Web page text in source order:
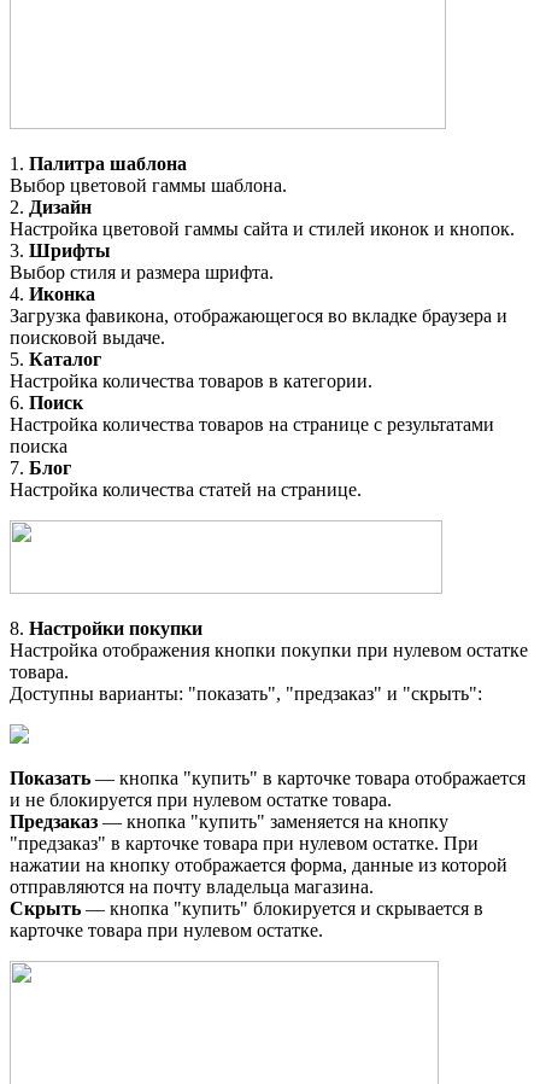
1. Палитра шаблона
Выбор цветовой гаммы шаблона.
2. Дизайн
Настройка цветовой гаммы сайта и стилей иконок и кнопок.
3. Шрифты
Выбор стиля и размера шрифта.
4. Иконка
Загрузка фавикона, отображающегося во вкладке браузера и
поисковой выдаче.
5. Каталог
Настройка количества товаров в категории.
6. Поиск
Настройка количества товаров на странице с результатами
поиска
7. Блог
Настройка количества статей на странице.
8. Настройки покупки
Настройка отображения кнопки покупки при нулевом остатке
товара.
Доступны варианты: "показать", "предзаказ" и "скрыть":
Показать — кнопка "купить" в карточке товара отображается
и не блокируется при нулевом остатке товара.
Предзаказ — кнопка "купить" заменяется на кнопку
"предзаказ" в карточке товара при нулевом остатке. При
нажатии на кнопку отображается форма, данные из которой
отправляются на почту владельца магазина.
Скрыть — кнопка "купить" блокируется и скрывается в
карточке товара при нулевом остатке.